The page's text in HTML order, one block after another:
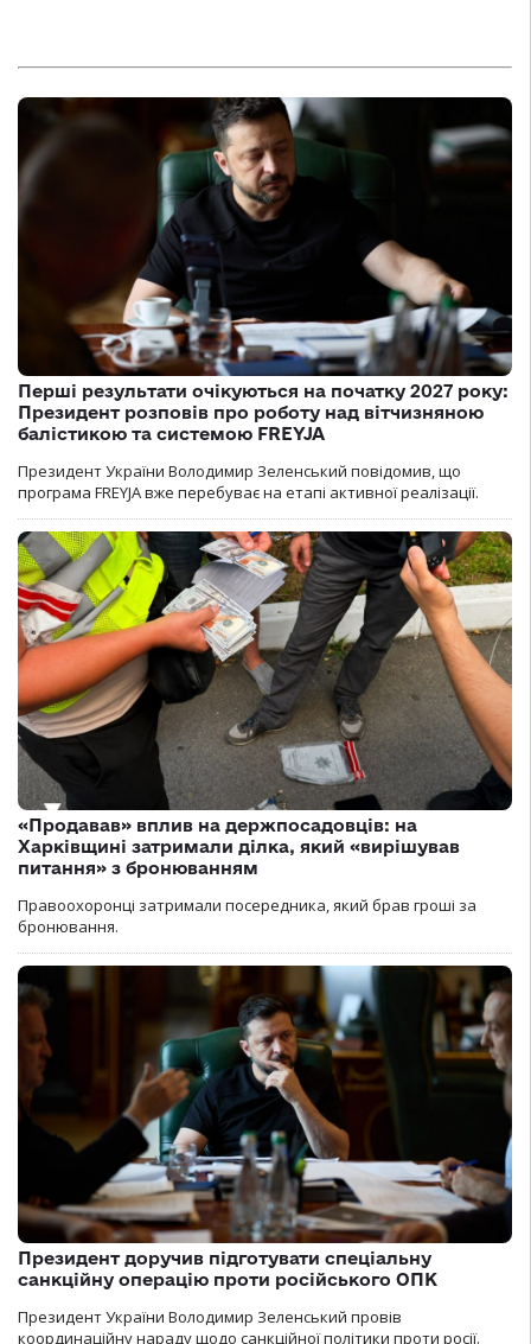
Перші результати очікуються на початку 2027 року:
Президент розповів про роботу над вітчизняною
балістикою та системою FREYJA
Президент України Володимир Зеленський повідомив, що
програма FREYJA вже перебуває на етапі активної реалізації.
«Продавав» вплив на держпосадовців: на
Харківщині затримали ділка, який «вирішував
питання» з бронюванням
Правоохоронці затримали посередника, який брав гроші за
бронювання.
Президент доручив підготувати спеціальну
санкційну операцію проти російського ОПК
Президент України Володимир Зеленський провів
координаційну нараду щодо санкційної політики проти росії.